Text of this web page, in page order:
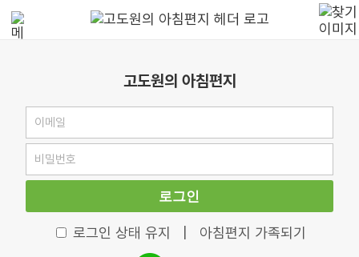
고도원의 아침편지
로그인
로그인 상태 유지 아침편지 가족되기